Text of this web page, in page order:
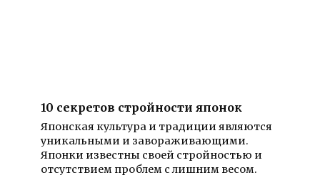
10 секретов стройности японок
Японская культура и традиции являются
уникальными и завораживающими.
Японки известны своей стройностью и
отсутствием проблем с лишним весом.